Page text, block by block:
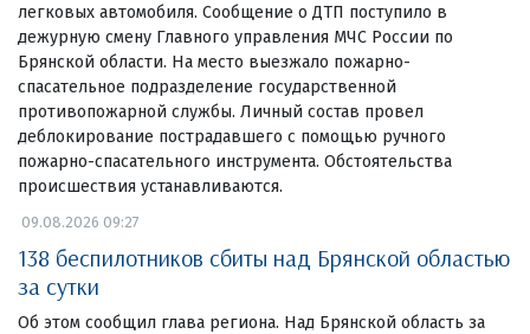
легковых автомобиля. Сообщение о ДТП поступило в
дежурную смену Главного управления МЧС России по
Брянской области. На место выезжало пожарно-
спасательное подразделение государственной
противопожарной службы. Личный состав провел
деблокирование пострадавшего с помощью ручного
пожарно-спасательного инструмента. Обстоятельства
происшествия устанавливаются.
09.08.2026 09:27
138 беспилотников сбиты над Брянской областью
за сутки
Об этом сообщил глава региона. Над Брянской область за